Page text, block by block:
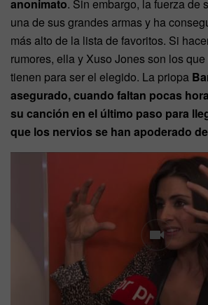
anonimato. Sin embargo, la fuerza de
una de sus grandes armas y ha
más alto de la lista de favoritos. Si
rumores, ella y Xuso Jones son los
tienen para ser el elegido. La priopa
asegurado, cuando faltan pocas
su canción en el último paso para
que los nervios se han apoderado